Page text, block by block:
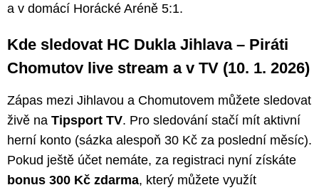
a v domácí Horácké Aréně 5:1.
Kde sledovat HC Dukla Jihlava – Piráti
Chomutov live stream a v TV (10. 1. 2026)
Zápas mezi Jihlavou a Chomutovem můžete sledovat
živě na Tipsport TV. Pro sledování stačí mít aktivní
herní konto (sázka alespoň 30 Kč za poslední měsíc).
Pokud ještě účet nemáte, za registraci nyní získáte
bonus 300 Kč zdarma, který můžete využít